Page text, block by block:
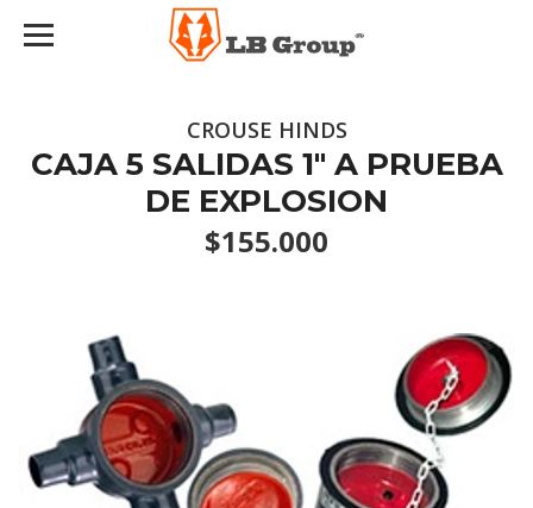
CROUSE HINDS
CAJA 5 SALIDAS 1" A PRUEBA
DE EXPLOSION
$155.000